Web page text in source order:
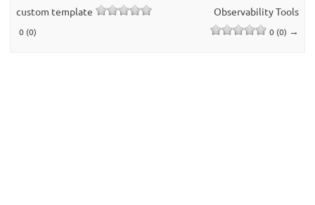
custom template
0 (0)
Observability Tools
0 (0) →